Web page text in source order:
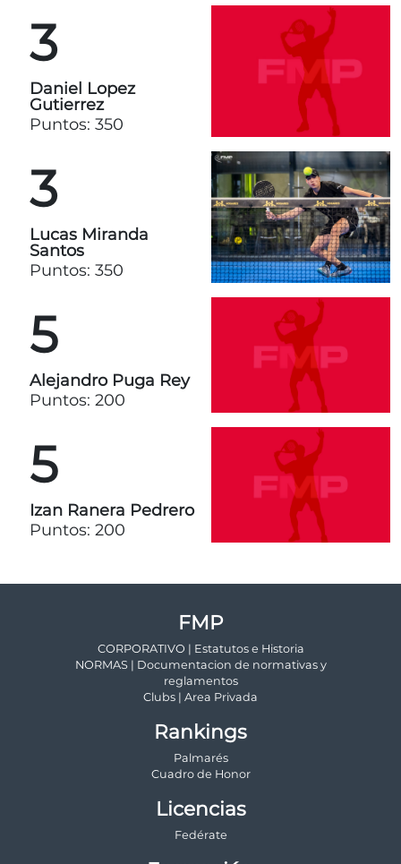
3
Daniel Lopez
Gutierrez
Puntos: 350
3
Lucas Miranda
Santos
Puntos: 350
5
Alejandro Puga Rey
Puntos: 200
5
Izan Ranera Pedrero
Puntos: 200
FMP
CORPORATIVO | Estatutos e Historia
NORMAS | Documentacion de normativas y
reglamentos
Clubs | Area Privada
Rankings
Palmarés
Cuadro de Honor
Licencias
Fedérate